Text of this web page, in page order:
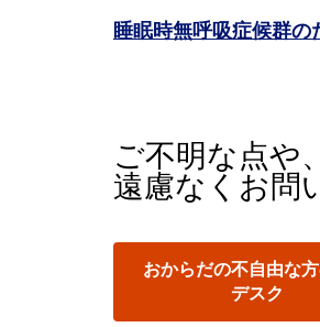
睡眠時無呼吸症候群の
ご不明な点や
遠慮なくお問
おからだの不自由な
デスク